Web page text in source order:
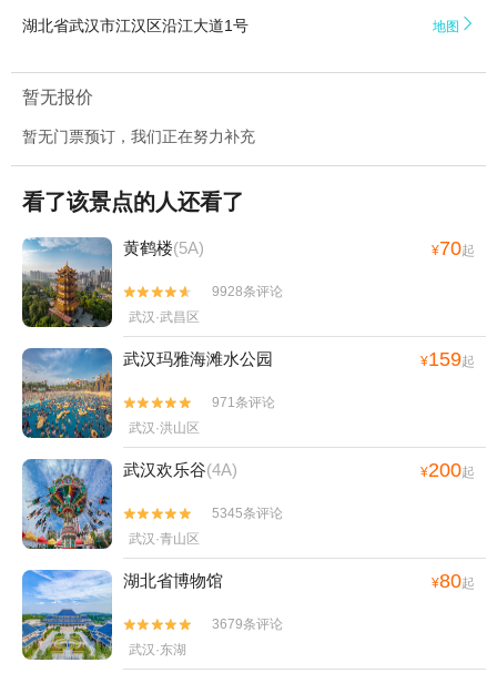
湖北省武汉市江汉区沿江大道1号 地图 
暂无报价
暂无门票预订，我们正在努力补充
看了该景点的人还看了
黄鹤楼(5A) ¥70起


9928条评论
武汉·武昌区
武汉玛雅海滩水公园 ¥159起


971条评论
武汉·洪山区
武汉欢乐谷(4A) ¥200起


5345条评论
武汉·青山区
湖北省博物馆 ¥80起


3679条评论
武汉·东湖